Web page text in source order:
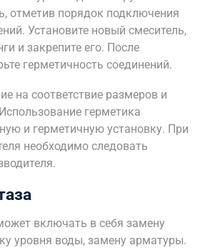
отметив порядок подключения
Установите новый смеситель,
и закрепите его. После
герметичность соединений.
на соответствие размеров и
герметика
и герметичную установку. При
необходимо следовать
включать в себя замену
уровня воды, замену арматуры.